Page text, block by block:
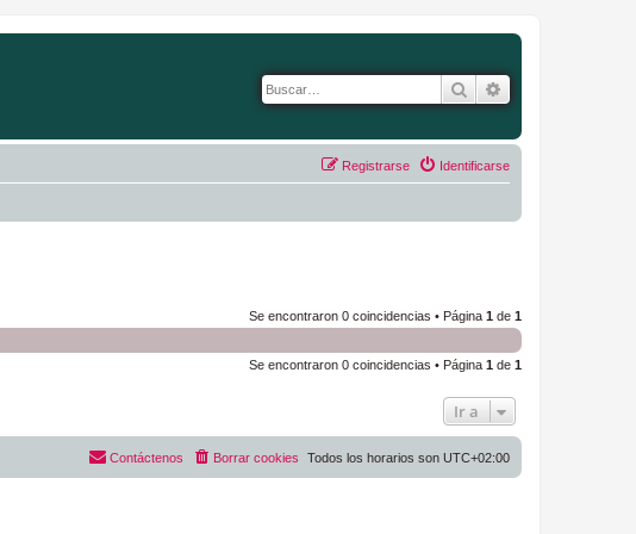
Buscar
Identificarse
Registrarse
Se encontraron 0 coincidencias • Página 1 de 1
Se encontraron 0 coincidencias • Página 1 de 1
Ir a
Todos los horarios son UTC+02:00
Borrar cookies
Contáctenos